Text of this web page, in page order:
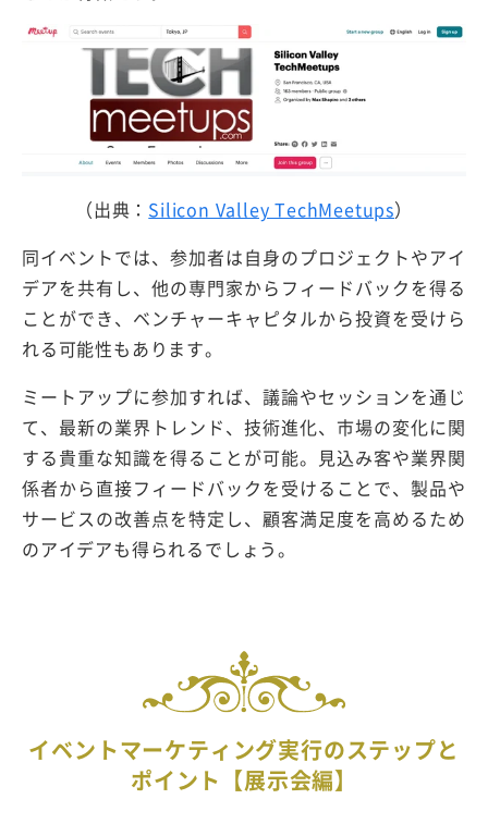
（出典： Silicon Valley TechMeetups）
同イベントでは、参加者は自身のプロジェクトやアイ
デアを共有し、他の専門家からフィードバックを得る
ことができ、ベンチャーキャピタルから投資を受けら
れる可能性もあります。
ミートアップに参加すれば、議論やセッションを通じ
て、最新の業界トレンド、技術進化、市場の変化に関
する貴重な知識を得ることが可能。見込み客や業界関
係者から直接フィードバックを受けることで、製品や
サービスの改善点を特定し、顧客満足度を高めるため
のアイデアも得られるでしょう。
イベントマーケティング実行のステップと
ポイント【展示会編】